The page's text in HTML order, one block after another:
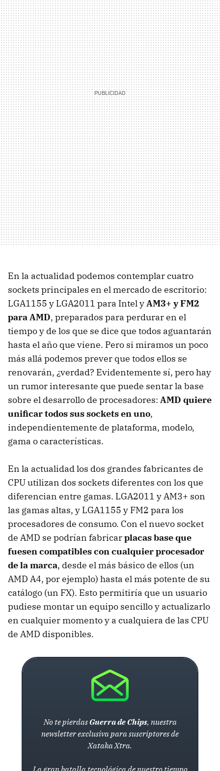
En la actualidad podemos contemplar cuatro
sockets principales en el mercado de escritorio:
LGA1155 y LGA2011 para Intel y AM3+ y FM2
para AMD, preparados para perdurar en el
tiempo y de los que se dice que todos aguantarán
hasta el año que viene. Pero si miramos un poco
más allá podemos prever que todos ellos se
renovarán, ¿verdad? Evidentemente sí, pero hay
un rumor interesante que puede sentar la base
sobre el desarrollo de procesadores: AMD quiere
unificar todos sus sockets en uno,
independientemente de plataforma, modelo,
gama o características.
En la actualidad los dos grandes fabricantes de
CPUutilizan dos sockets diferentes con los que
diferencian entre gamas. LGA2011 y AM3+ son
las gamas altas, y LGA1155 y FM2 para los
procesadores de consumo. Con el nuevo socket
de AMD se podrían fabricarplacas base que
fuesen compatibles con cualquier procesador
de la marca, desde el más básico de ellos (un
AMD A4, por ejemplo) hasta el más potente de su
catálogo (un FX). Esto permitiría que un usuario
pudiese montar un equipo sencillo y actualizarlo
en cualquier momento y a cualquiera de las CPU
de AMD disponibles.
No te pierdasGuerra de Chips, nuestra
newsletter exclusiva para suscriptores de
Xataka Xtra.
La gran batalla tecnológica de nuestro tiempo